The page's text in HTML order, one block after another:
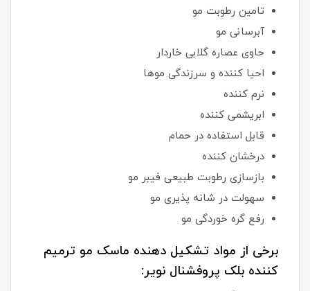
تامین رطوبت مو
آبرسانی مو
حاوی عصاره گلابی خاردار
احیا کننده و سرزندگی موها
نرم کننده
ابریشمی کننده
قابل استفاده در حمام
درخشان کننده
بازسازی رطوبت طبیعی فیبر مو
سهولت در شانه پذیری مو
رفع گره خوردگی مو
برخی از مواد تشکیل دهنده ماسک مو ترمیم
کننده بلک پروفشنال نویر: